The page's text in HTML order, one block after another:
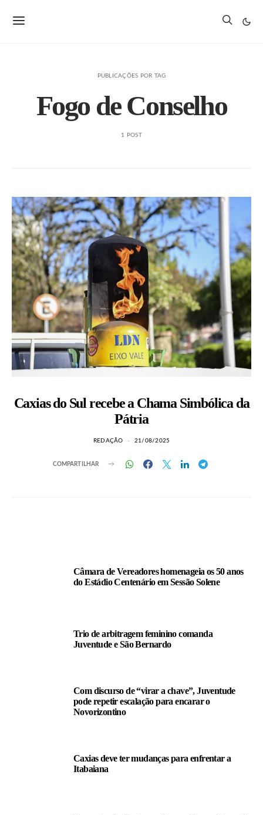
PUBLICAÇÕES POR TAG
Fogo de Conselho
1 POST
Caxias do Sul recebe a Chama Simbólica da
Pátria
REDAÇÃO 21/08/2025
COMPARTILHAR
Câmara de Vereadores homenageia os 50 anos
do Estádio Centenário em Sessão Solene
Trio de arbitragem feminino comanda
Juventude e São Bernardo
Com discurso de “virar a chave”, Juventude
pode repetir escalação para encarar o
Novorizontino
Caxias deve ter mudanças para enfrentar a
Itabaiana